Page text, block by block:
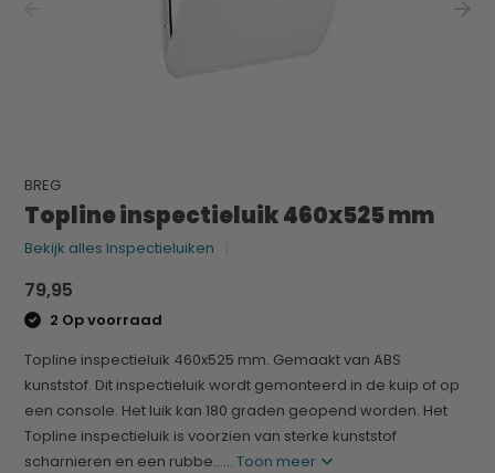
BREG
Topline inspectieluik 460x525 mm
Bekijk alles Inspectieluiken
79,95
2 Op voorraad
Topline inspectieluik 460x525 mm. Gemaakt van ABS
kunststof. Dit inspectieluik wordt gemonteerd in de kuip of op
een console. Het luik kan 180 graden geopend worden. Het
Topline inspectieluik is voorzien van sterke kunststof
scharnieren en een rubbe......Toon meer